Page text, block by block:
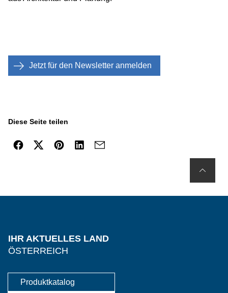
Jetzt für den Newsletter anmelden
Diese Seite teilen
IHR AKTUELLES LAND
ÖSTERREICH
Produktkatalog